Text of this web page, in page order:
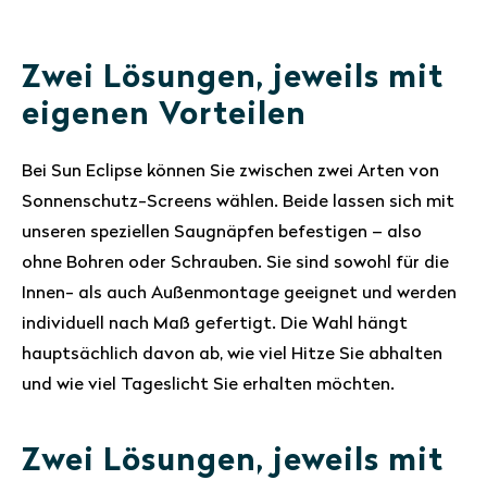
Zwei Lösungen, jeweils mit
eigenen Vorteilen
Bei Sun Eclipse können Sie zwischen zwei Arten von
Sonnenschutz-Screens wählen. Beide lassen sich mit
unseren speziellen Saugnäpfen befestigen – also
ohne Bohren oder Schrauben. Sie sind sowohl für die
Innen- als auch Außenmontage geeignet und werden
individuell nach Maß gefertigt. Die Wahl hängt
hauptsächlich davon ab, wie viel Hitze Sie abhalten
und wie viel Tageslicht Sie erhalten möchten.
Zwei Lösungen, jeweils mit